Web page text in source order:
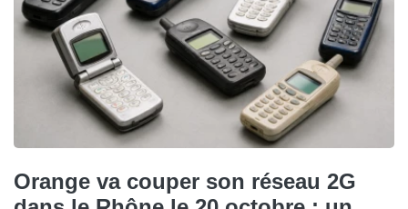
Orange va couper son réseau 2G